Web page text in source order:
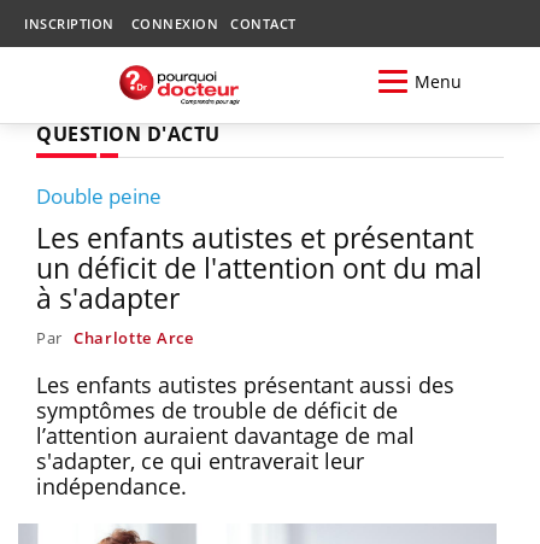
INSCRIPTION CONNEXION CONTACT
Menu
QUESTION D'ACTU
Double peine
Les enfants autistes et présentant
un déficit de l'attention ont du mal
à s'adapter
Par Charlotte Arce
Les enfants autistes présentant aussi des
symptômes de trouble de déficit de
l’attention auraient davantage de mal
s'adapter, ce qui entraverait leur
indépendance.